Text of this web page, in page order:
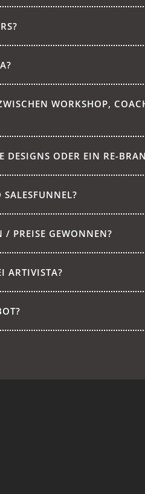
WORKSHOP,
DESIGNS ODER EIN RE-
SALESFUNNEL?
PREISE GEWONNEN?
ARTIVISTA?